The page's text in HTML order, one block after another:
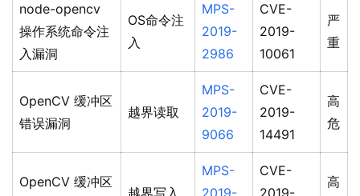
node-opencv
操作系统命令注
入漏洞
OS命令注
入
MPS-
2019-
2986
CVE-
2019-
10061
严
重
OpenCV 缓冲区
错误漏洞
越界读取
MPS-
2019-
9066
CVE-
2019-
14491
高
危
OpenCV 缓冲区
MPS-
CVE-
高